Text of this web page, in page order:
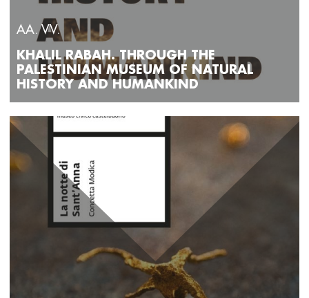
AA. VV.
KHALIL RABAH. THROUGH THE
PALESTINIAN MUSEUM OF NATURAL
HISTORY AND HUMANKIND